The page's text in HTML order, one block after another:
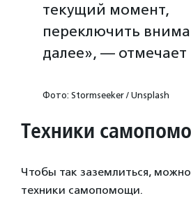
текущий момент,
переключить
далее», — отмечает
Фото: Stormseeker / Unsplash
Техники
Чтобы так заземлиться,
техники самопомощи.